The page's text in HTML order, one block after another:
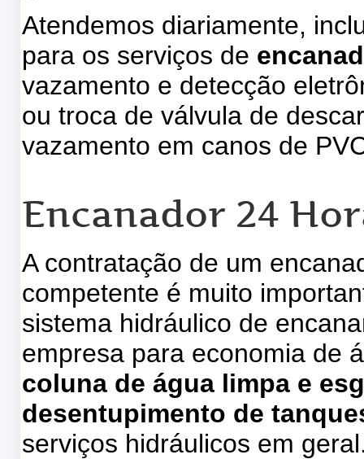
Atendemos diariamente,
para os serviços de
vazamento e detecção
ou troca de válvula de
vazamento em canos de
Encanador 24
A contratação de um
competente é muito
sistema hidráulico de
empresa para economia de
coluna de água limpa e
desentupimento de
serviços hidráulicos em